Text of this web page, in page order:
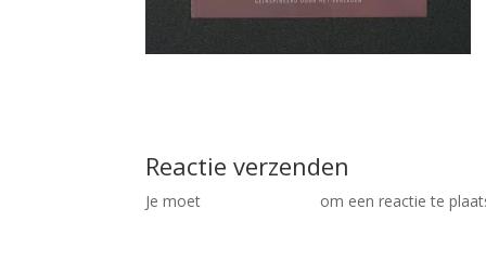
Reactie verzenden
Je moet om een reactie te